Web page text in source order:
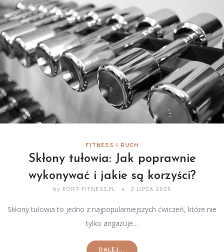
FITNESS I RUCH
Skłony tułowia: Jak poprawnie
wykonywać i jakie są korzyści?
by PORT-FITNESS.PL 2 LIPCA 2025
Skłony tułowia to jedno z najpopularniejszych ćwiczeń, które nie
tylko angażuje…
DALEJ...